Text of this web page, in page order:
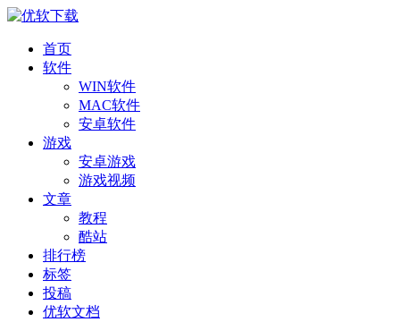
首页
软件
WIN软件
MAC软件
安卓软件
游戏
安卓游戏
游戏视频
文章
教程
酷站
排行榜
标签
投稿
优软文档